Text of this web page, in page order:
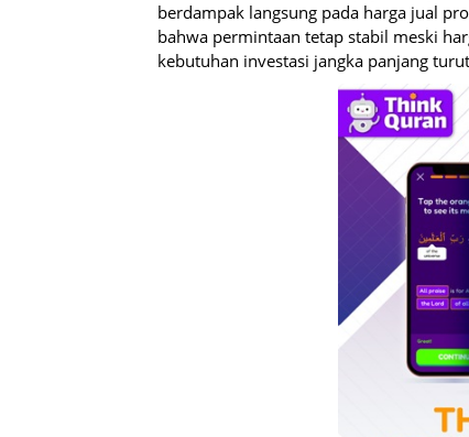
berdampak langsung pada harga jual
bahwa permintaan tetap stabil meski
kebutuhan investasi jangka panjang